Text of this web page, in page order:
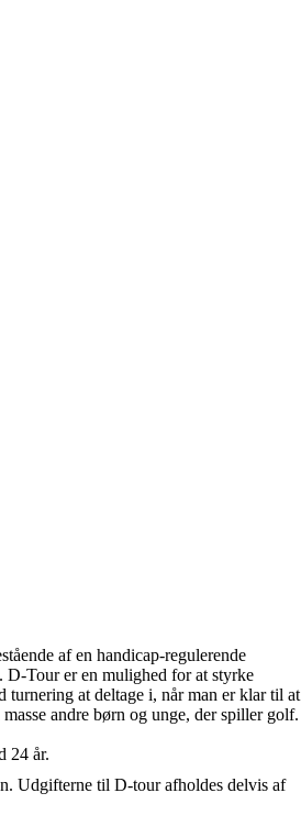
af en handicap-regulerende
Tour er en mulighed for at styrke
at deltage i, når man er klar til at
andre børn og unge, der spiller golf.
24 år.
Udgifterne til D-tour afholdes delvis af